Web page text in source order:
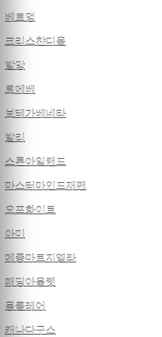
베트멍
크리스챤디올
발망
로에베
보테가베네타
발리
스톤아일랜드
마스터마인드재팬
오프화이트
아미
메종마르지엘라
패딩아울렛
몽클레어
캐나다구스